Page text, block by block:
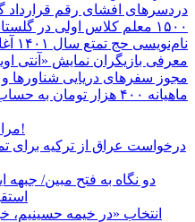
دردسرهای افشای رقم قرارداد
۱۵۰۰ معلم کلاس اولی در گلستان مشخص شدند
نام‌نویسی حج تمتع سال ۱۴۰۱ آغاز شد
معرفی بازیگران نمایش «آنتی
مجوز سفرهای دریایی شناورها و
ماهیانه ۴۰۰ هزار تومان به حساب هر نفر واریز می‌شود
مراقب حواشی «سلول درمانی» باشید!
درخواست عراق از ترکیه برای
دو نگاه به فتح مبین/
انتخاب «در خیمه حسینیم،